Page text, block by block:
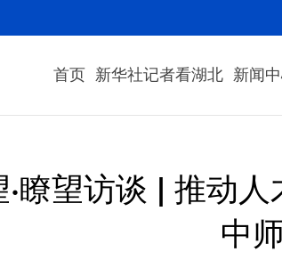
首页 新华社记者看湖北 新闻
·瞭望访谈 | 推动
中